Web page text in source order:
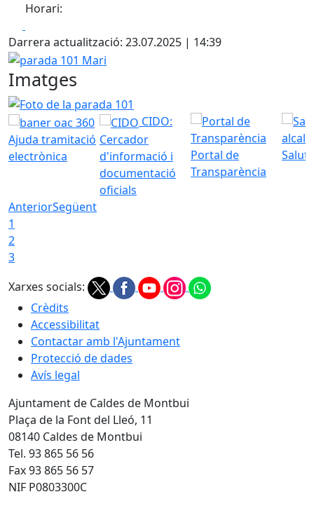
Horari:
Darrera actualització: 23.07.2025 | 14:39
parada 101 Mari
Imatges
Foto de la parada 101
Ajuda tramitació
electrònica
CIDO:
Cercador
d'informació i
documentació
oficials
Portal de
Transparència
AnteriorSegüent
1
2
3
Xarxes socials:
Crèdits
Accessibilitat
Contactar amb l'Ajuntament
Protecció de dades
Avís legal
Ajuntament de Caldes de Montbui
Plaça de la Font del Lleó, 11
08140 Caldes de Montbui
Tel. 93 865 56 56
Fax 93 865 56 57
NIF P0803300C